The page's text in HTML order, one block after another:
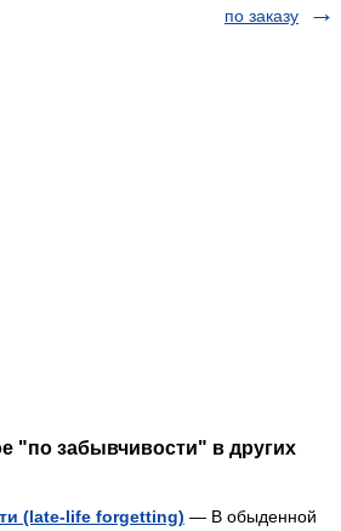
по заказу
"по забывчивости" в других
(late-life forgetting) — В обыденной